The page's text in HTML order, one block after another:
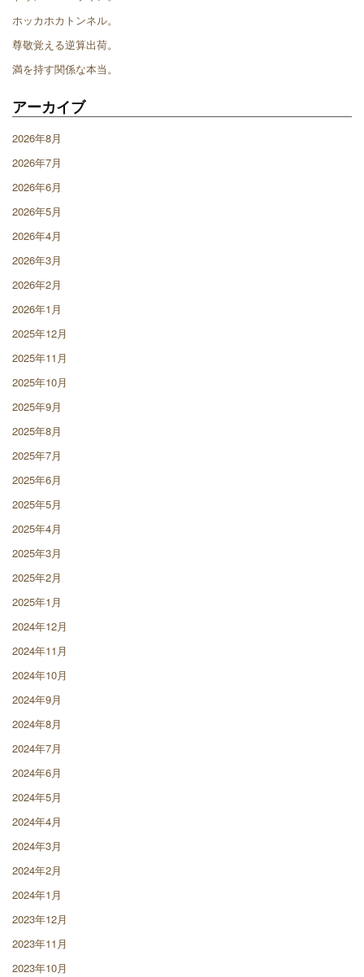
ホッカホカトンネル。
尊敬覚える逆算出荷。
満を持す関係な本当。
アーカイブ
2026年8月
2026年7月
2026年6月
2026年5月
2026年4月
2026年3月
2026年2月
2026年1月
2025年12月
2025年11月
2025年10月
2025年9月
2025年8月
2025年7月
2025年6月
2025年5月
2025年4月
2025年3月
2025年2月
2025年1月
2024年12月
2024年11月
2024年10月
2024年9月
2024年8月
2024年7月
2024年6月
2024年5月
2024年4月
2024年3月
2024年2月
2024年1月
2023年12月
2023年11月
2023年10月